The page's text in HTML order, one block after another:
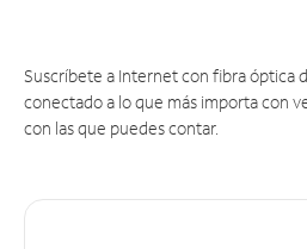
Suscríbete a Internet con fibra óptica
conectado a lo que más importa con
con las que puedes contar.